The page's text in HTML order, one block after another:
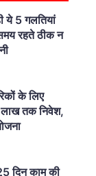
5 गलतियां
रहते ठीक न
के लिए
तक निवेश,
दिन काम की